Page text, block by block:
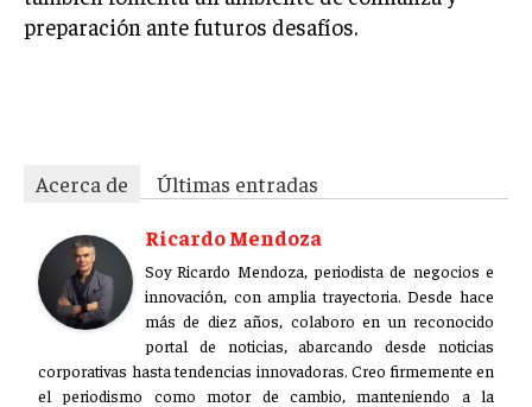
preparación ante futuros desafíos.
Acerca de
Últimas entradas
Ricardo Mendoza
Soy Ricardo Mendoza, periodista de negocios e
innovación, con amplia trayectoria. Desde hace
más de diez años, colaboro en un reconocido
portal de noticias, abarcando desde noticias
corporativas hasta tendencias innovadoras. Creo firmemente en
el periodismo como motor de cambio, manteniendo a la